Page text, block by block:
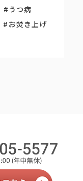
#うつ病
#お焚き上げ